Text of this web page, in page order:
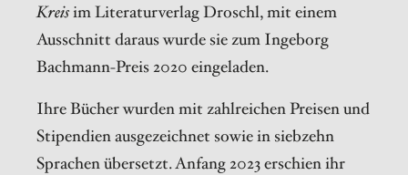
Kreisim Literaturverlag Droschl, mit einem
Ausschnitt daraus wurde sie zum Ingeborg
Bachmann-Preis 2020 eingeladen.
Ihre Bücher wurden mit zahlreichen Preisen und
Stipendien ausgezeichnet sowie in siebzehn
Sprachen übersetzt. Anfang 2023 erschien ihr